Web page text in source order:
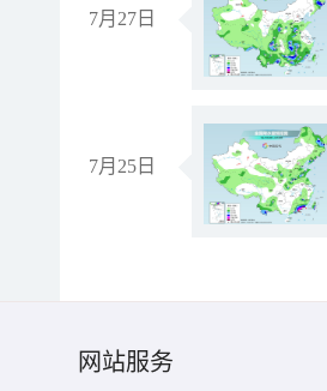
7月27日
7月25日
网站服务